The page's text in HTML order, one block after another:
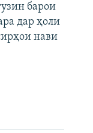
барои
дар ҳоли
нави